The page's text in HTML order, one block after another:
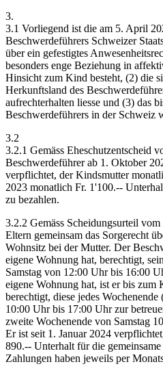
3.
3.1 Vorliegend ist die am 5. April
Beschwerdeführers Schweizer
über ein gefestigtes
besonders enge Beziehung in
Hinsicht zum Kind besteht, (2) die
Herkunftsland des
aufrechterhalten liesse und (3) das
Beschwerdeführers in der Schweiz
3.2
3.2.1 Gemäss Eheschutzentscheid
Beschwerdeführer ab 1. Oktober
verpflichtet, der Kindsmutter
2023 monatlich Fr. 1'100.--
zu bezahlen.
3.2.2 Gemäss Scheidungsurteil
Eltern gemeinsam das Sorgerecht
Wohnsitz bei der Mutter. Der
eigene Wohnung hat, berechtigt,
Samstag von 12:00 Uhr bis 16:00
eigene Wohnung hat, ist er bis zum
berechtigt, diese jedes
10:00 Uhr bis 17:00 Uhr zur
zweite Wochenende von Samstag
Er ist seit 1. Januar 2024
890.-- Unterhalt für die
Zahlungen haben jeweils per